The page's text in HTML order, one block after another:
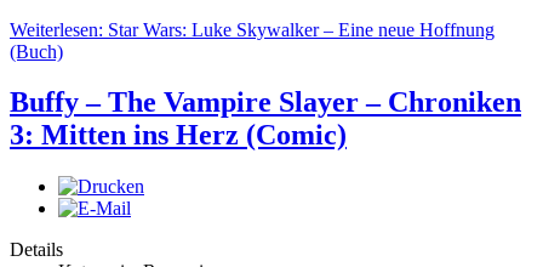
Weiterlesen: Star Wars: Luke Skywalker – Eine neue Hoffnung
(Buch)
Buffy – The Vampire Slayer – Chroniken
3: Mitten ins Herz (Comic)
Details